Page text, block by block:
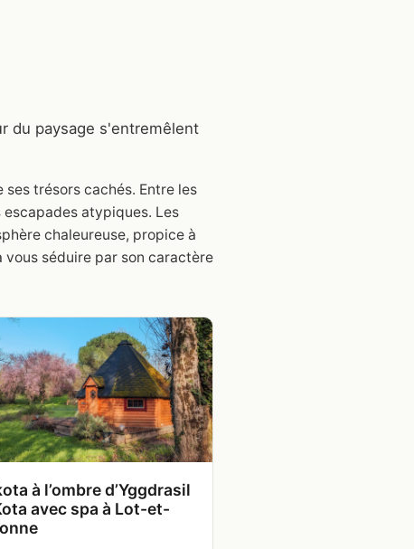
du paysage s'entremêlent
trésors cachés. Entre les
atypiques. Les
chaleureuse, propice à
vous séduire par son caractère
à l’ombre d’Yggdrasil
avec spa à Lot-et-